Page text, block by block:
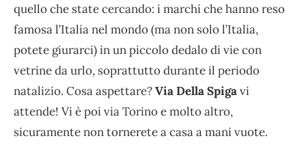
quello che state cercando: i marchi che hanno reso
famosa l’Italia nel mondo (ma non solo l’Italia,
potete giurarci) in un piccolo dedalo di vie con
vetrine da urlo, soprattutto durante il periodo
natalizio. Cosa aspettare?Via Della Spigavi
attende! Vi è poi via Torino e molto altro,
sicuramente non tornerete a casa a mani vuote.